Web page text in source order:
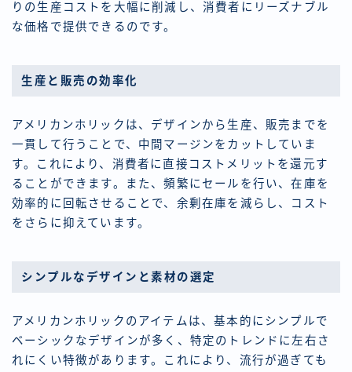
りの生産コストを大幅に削減し、消費者にリーズナブル
な価格で提供できるのです。
生産と販売の効率化
アメリカンホリックは、デザインから生産、販売までを
一貫して行うことで、中間マージンをカットしていま
す。これにより、消費者に直接コストメリットを還元す
ることができます。また、頻繁にセールを行い、在庫を
効率的に回転させることで、余剰在庫を減らし、コスト
をさらに抑えています。
シンプルなデザインと素材の選定
アメリカンホリックのアイテムは、基本的にシンプルで
ベーシックなデザインが多く、特定のトレンドに左右さ
れにくい特徴があります。これにより、流行が過ぎても